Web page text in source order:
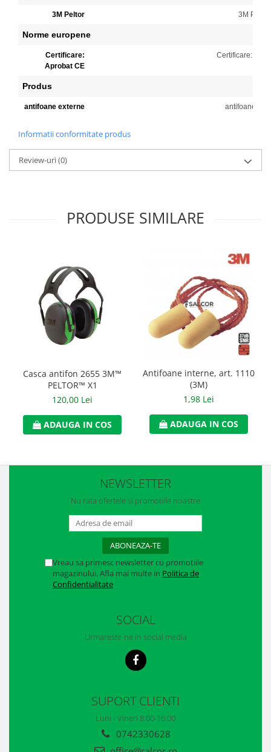
Incaltaminte ESD
Pantofi fara protectie
Protectie chimica
Saboti
Manusi
Manecute
Manusi fibre speciale
Manusi fibre speciale impregnate
Manusi neopren
Manusi PVC
Manusi textil
Manusi tricot impregnat
Outdoor
Imbracaminte Outdoor
Incaltaminte Outdoor
Protectia capului
Protectie auditiva
3M Peltor 3M Peltor
Norme europene
Certificare:
Aprobat CE
Certificare:
Produs
antifoane externe antifoane
Informatii conformitate produs
Review-uri(0)
PRODUSE SIMILARE
Casca antifon 2655 3M™
PELTOR™ X1
120,00 Lei
ADAUGA IN COS
Antifoane interne, art. 1110
(3M)
1,98 Lei
ADAUGA IN COS
NEWSLETTER
Nu rata ofertele si promotiile noastre
Vreau sa primesc newsletter cu promotiile
magazinului. Afla mai multe in Politica de
Confidentialitate
SOCIAL
Urmareste-ne in social media
SUPORT CLIENTI
Luni - Vineri 8:00-16:00
0742330628